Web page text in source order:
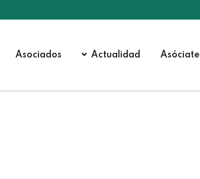
Asociados Actualidad Asóciate